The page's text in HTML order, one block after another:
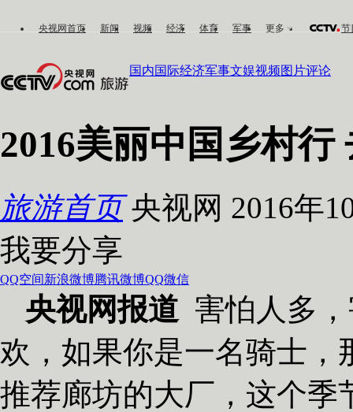
央视网首页 新闻 视频 经济 体育 军事 更多 节
国内国际经济军事文娱视频图片评论
2016美丽中国乡村行
旅游首页 央视网 2016年
我要分享
QQ空间新浪微博腾讯微博QQ微信
央视网报道 害怕人多
欢，如果你是一名骑士，
推荐廊坊的大厂，这个季